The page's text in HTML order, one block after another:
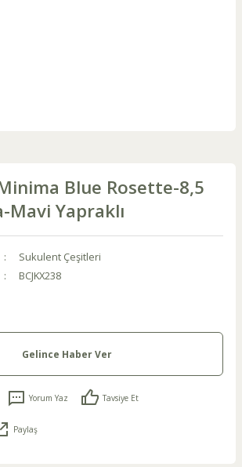
Blue Rosette-8,5
Mavi Yapraklı
Sukulent Çeşitleri
BCJKX238
Gelince Haber Ver
Yorum Yaz Tavsiye Et
Paylaş